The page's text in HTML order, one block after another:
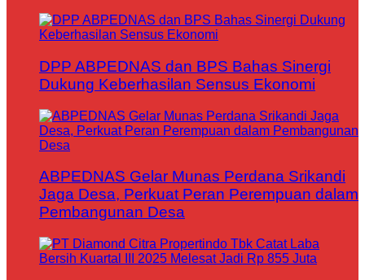
DPP ABPEDNAS dan BPS Bahas Sinergi
Dukung Keberhasilan Sensus Ekonomi
ABPEDNAS Gelar Munas Perdana Srikandi
Jaga Desa, Perkuat Peran Perempuan dalam
Pembangunan Desa